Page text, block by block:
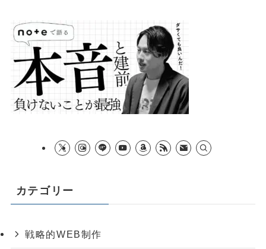
カテゴリー
戦略的WEB制作